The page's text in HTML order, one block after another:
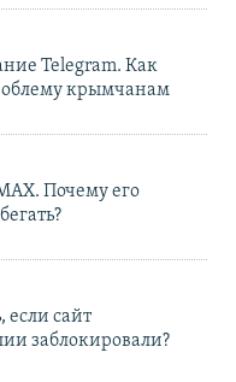
Telegram. Как
крымчанам
Почему его
если сайт
заблокировали?